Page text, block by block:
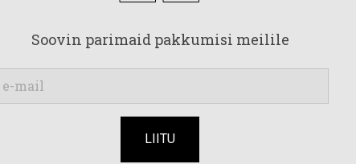
Soovin parimaid pakkumisi meilile